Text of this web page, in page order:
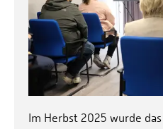
Im Herbst 2025 wurde